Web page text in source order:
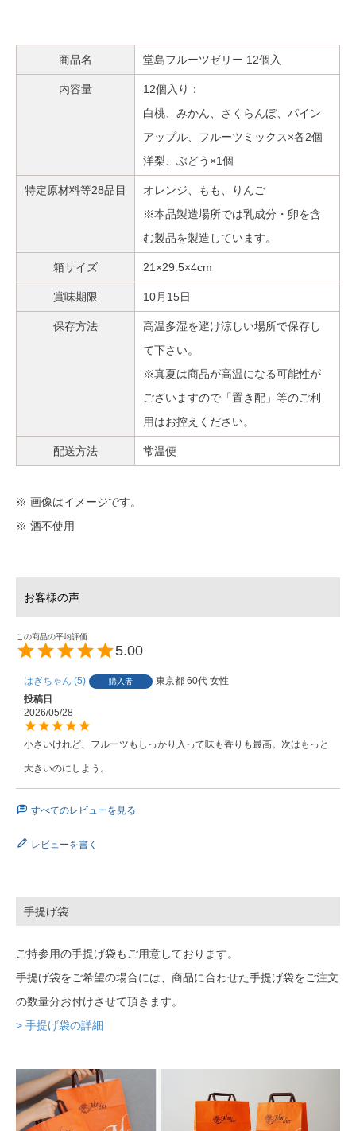
商品名 堂島フルーツゼリー 12個入
内容量
12個入り：
白桃、みかん、さくらんぼ、パイン
アップル、フルーツミックス×各2個
洋梨、ぶどう×1個
特定原材料等28品目
オレンジ、もも、りんご
※本品製造場所では乳成分・卵を含
む製品を製造しています。
箱サイズ 21×29.5×4cm
賞味期限 10月15日
保存方法
高温多湿を避け涼しい場所で保存し
て下さい。
※真夏は商品が高温になる可能性が
ございますので「置き配」等のご利
用はお控えください。
配送方法 常温便
※ 画像はイメージです。
※ 酒不使用
5.00
はぎちゃん 5 購入者 東京都 60代 女性
投稿日
2026/05/28
小さいけれど、フルーツもしっかり入って味も香りも最高。次はもっと
大きいのにしよう。
すべてのレビューを見る
レビューを書く
手提げ袋
ご持参用の手提げ袋もご用意しております。
手提げ袋をご希望の場合には、商品に合わせた手提げ袋をご注文
の数量分お付けさせて頂きます。
> 手提げ袋の詳細